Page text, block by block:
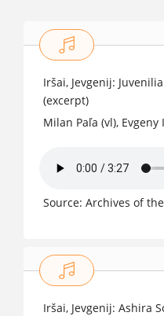
2010
Iršai, Jevgenij:
(excerpt)
Milan Paľa (vl),
Source: Archives of
2009
Iršai, Jevgenij: Ashira